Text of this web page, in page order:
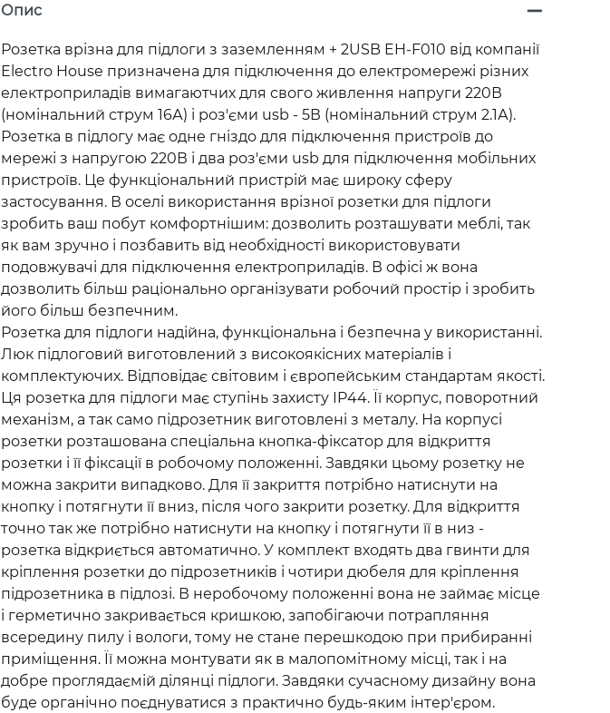
Опис
Розетка врізна для підлоги з заземленням + 2USB EH-F010 від компанії
Electro House призначена для підключення до електромережі різних
електроприладів вимагаютчих для свого живлення напруги 220В
(номінальний струм 16А) і роз'єми usb - 5В (номінальний струм 2.1А).
Розетка в підлогу має одне гніздо для підключення пристроїв до
мережі з напругою 220В і два роз'єми usb для підключення мобільних
пристроїв. Це функціональний пристрій має широку сферу
застосування. В оселі використання врізної розетки для підлоги
зробить ваш побут комфортнішим: дозволить розташувати меблі, так
як вам зручно і позбавить від необхідності використовувати
подовжувачі для підключення електроприладів. В офісі ж вона
дозволить більш раціонально організувати робочий простір і зробить
його більш безпечним.
Розетка для підлоги надійна, функціональна і безпечна у використанні.
Люк підлоговий виготовлений з високоякісних матеріалів і
комплектуючих. Відповідає світовим і європейським стандартам якості.
Ця розетка для підлоги має ступінь захисту IP44. Її корпус, поворотний
механізм, а так само підрозетник виготовлені з металу. На корпусі
розетки розташована спеціальна кнопка-фіксатор для відкриття
розетки і її фіксації в робочому положенні. Завдяки цьому розетку не
можна закрити випадково. Для її закриття потрібно натиснути на
кнопку і потягнути її вниз, після чого закрити розетку. Для відкриття
точно так же потрібно натиснути на кнопку і потягнути її в низ -
розетка відкриється автоматично. У комплект входять два гвинти для
кріплення розетки до підрозетників і чотири дюбеля для кріплення
підрозетника в підлозі. В неробочому положенні вона не займає місце
і герметично закривається кришкою, запобігаючи потрапляння
всередину пилу і вологи, тому не стане перешкодою при прибиранні
приміщення. Її можна монтувати як в малопомітному місці, так і на
добре проглядаємій ділянці підлоги. Завдяки сучасному дизайну вона
буде органічно поєднуватися з практично будь-яким інтер'єром.